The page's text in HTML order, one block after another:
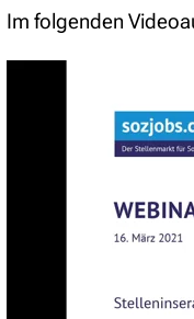
Im folgenden